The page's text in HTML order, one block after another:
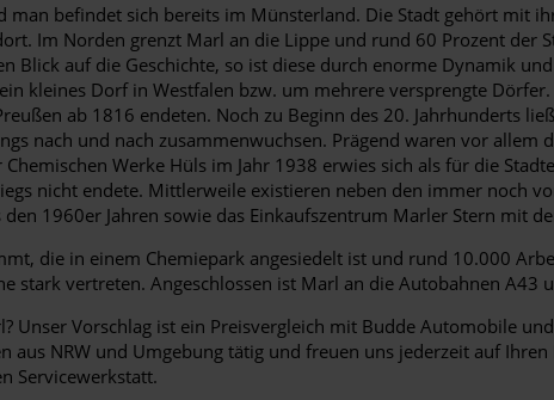
befindet sich bereits im Münsterland. Die Stadt gehört mit
Im Norden grenzt Marl an die Lippe und rund 60 Prozent
Blick auf die Geschichte, so ist diese durch enorme Dynamik
kleines Dorf in Westfalen bzw. um mehrere versprengte
ab 1816 endeten. Noch zu Beginn des 20. Jahrhunderts
nach und nach zusammenwuchsen. Prägend waren vor allem
Werke Hüls im Jahr 1938 erwies sich als für die
nicht endete. Mittlerweile existieren neben den immer noch
1960er Jahren sowie das Einkaufszentrum Marler Stern mit
die in einem Chemiepark angesiedelt ist und rund 10.000
vertreten. Angeschlossen ist Marl an die Autobahnen A43
Unser Vorschlag ist ein Preisvergleich mit Budde Automobile
NRW und Umgebung tätig und freuen uns jederzeit auf
Servicewerkstatt.